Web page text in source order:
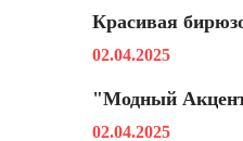
Красивая
02.04.2025
"Модный
02.04.2025